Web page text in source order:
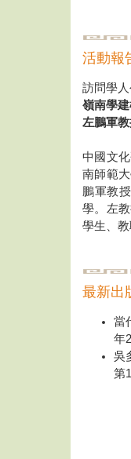
活動報
訪問學
嶺南學
左鵬軍
中國文
南師範
鵬軍教
學。左
學生、
最新出
當
年
吳
第